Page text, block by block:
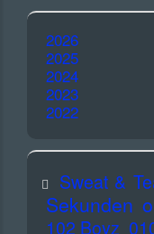
2026
2025
2024
2023
2022
Sweat &
Sekunden
102 Boyz